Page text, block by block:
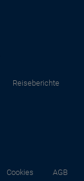
Reiseberichte
Cookies AGB